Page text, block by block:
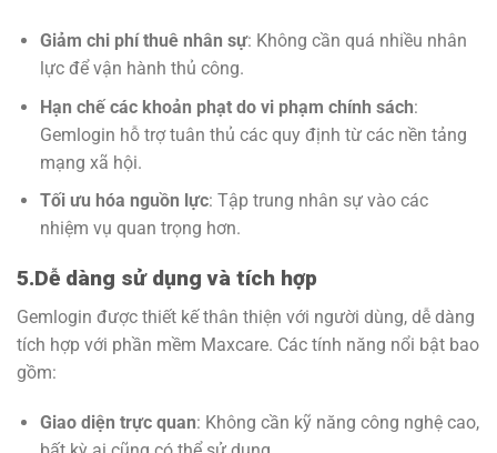
Giảm chi phí thuê nhân sự: Không cần quá nhiều nhân
lực để vận hành thủ công.
Hạn chế các khoản phạt do vi phạm chính sách:
Gemlogin hỗ trợ tuân thủ các quy định từ các nền tảng
mạng xã hội.
Tối ưu hóa nguồn lực: Tập trung nhân sự vào các
nhiệm vụ quan trọng hơn.
5.Dễ dàng sử dụng và tích hợp
Gemlogin được thiết kế thân thiện với người dùng, dễ dàng
tích hợp với phần mềm Maxcare. Các tính năng nổi bật bao
gồm:
Giao diện trực quan: Không cần kỹ năng công nghệ cao,